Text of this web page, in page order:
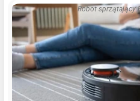
Robot sprzątający